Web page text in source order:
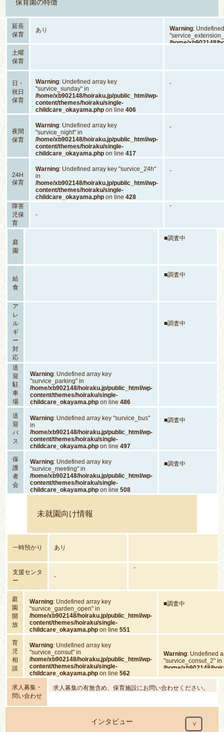
保育園の特徴
延長
保育
あり Warning:
/home/xb902148/
土曜
保育
日・
祝日
保育
Warning: Undefined array key
"survice_sunday" in
/home/xb902148/hoiraku.jp/public_html/wp-
content/themes/hoiraku/single-
childcare_okayama.php on line406
-
夜間
保育
Warning: Undefined array key
"survice_night" in
/home/xb902148/hoiraku.jp/public_html/wp-
content/themes/hoiraku/single-
childcare_okayama.php on line417
-
24H
保育
Warning: Undefined array key "survice_24h"
in
/home/xb902148/hoiraku.jp/public_html/wp-
content/themes/hoiraku/single-
childcare_okayama.php on line428
-
障害
児保
育
-
-
庭
園
■調査中
給
食
■調査中
ア
レ
ル
ギ
ー
対
応
■調査中
送
迎
駐
車
場
Warning: Undefined array key
"survice_parking" in
/home/xb902148/hoiraku.jp/public_html/wp-
content/themes/hoiraku/single-
childcare_okayama.phpon line 486
送
迎
バ
ス
Warning: Undefined array key "survice_bus"
in
/home/xb902148/hoiraku.jp/public_html/wp-
content/themes/hoiraku/single-
childcare_okayama.phpon line 497
■調査中
保
護
者
会
Warning: Undefined array key
"survice_meeting" in
/home/xb902148/hoiraku.jp/public_html/wp-
content/themes/hoiraku/single-
childcare_okayama.phpon line 508
■調査中
未就園向け情報
一時預かり あり
支援センタ
ー
-
-
庭
園
開
放
Warning: Undefined array key
"survice_garden_open" in
/home/xb902148/hoiraku.jp/public_html/wp-
content/themes/hoiraku/single-
childcare_okayama.php on line551
■調査中
育
児
相
談
Warning: Undefined array key
"survice_consut" in
/home/xb902148/hoiraku.jp/public_html/wp-
content/themes/hoiraku/single-
childcare_okayama.php on line562
Warning: Undefined
"survice_consut_2" in
/home/xb902148/
求人募集・
問い合わせ
求人募集の有無含め、保育施設にお問い合わせください。
インタビュー